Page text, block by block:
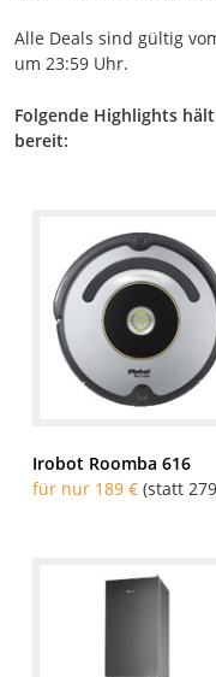
Alle Deals sind gültig
um 23:59 Uhr.
Folgende Highlights
bereit:
Irobot Roomba 616
für nur 189 € (statt